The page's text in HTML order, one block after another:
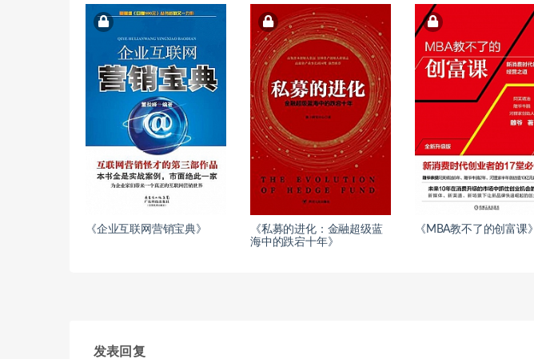
《企业互联网营销宝典》
《私募的进化：金融超级蓝
海中的跌宕十年》
《MBA教不了的创富课》
发表回复